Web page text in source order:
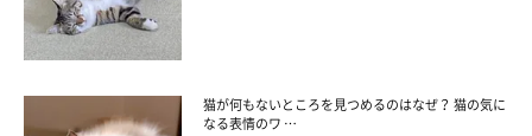
猫が何もないところを見つめるのはなぜ？ 猫の気に
なる表情のワ …